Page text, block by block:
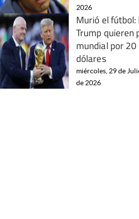
2026
Murió el
Trump quieren
mundial por
dólares
miércoles, 29 de
de 2026